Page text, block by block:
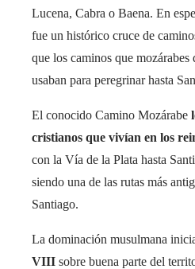
Lucena, Cabra o Baena. En
fue un histórico cruce de
que los caminos que
usaban para peregrinar hasta
El conocido Camino Mozárabe
cristianos que vivían en los
con la Vía de la Plata hasta
siendo una de las rutas más
Santiago.
La dominación musulmana
VIII sobre buena parte del